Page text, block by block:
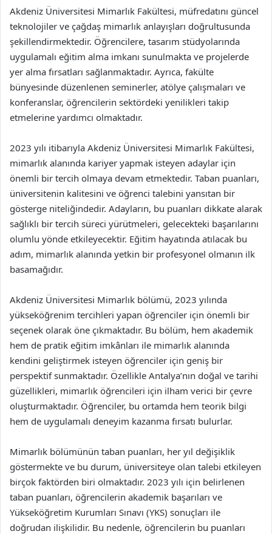
Akdeniz Üniversitesi Mimarlık Fakültesi, müfredatını güncel
teknolojiler ve çağdaş mimarlık anlayışları doğrultusunda
şekillendirmektedir. Öğrencilere, tasarım stüdyolarında
uygulamalı eğitim alma imkanı sunulmakta ve projelerde
yer alma fırsatları sağlanmaktadır. Ayrıca, fakülte
bünyesinde düzenlenen seminerler, atölye çalışmaları ve
konferanslar, öğrencilerin sektördeki yenilikleri takip
etmelerine yardımcı olmaktadır.
2023 yılı itibarıyla Akdeniz Üniversitesi Mimarlık Fakültesi,
mimarlık alanında kariyer yapmak isteyen adaylar için
önemli bir tercih olmaya devam etmektedir. Taban puanları,
üniversitenin kalitesini ve öğrenci talebini yansıtan bir
gösterge niteliğindedir. Adayların, bu puanları dikkate alarak
sağlıklı bir tercih süreci yürütmeleri, gelecekteki başarılarını
olumlu yönde etkileyecektir. Eğitim hayatında atılacak bu
adım, mimarlık alanında yetkin bir profesyonel olmanın ilk
basamağıdır.
Akdeniz Üniversitesi Mimarlık bölümü, 2023 yılında
yükseköğrenim tercihleri yapan öğrenciler için önemli bir
seçenek olarak öne çıkmaktadır. Bu bölüm, hem akademik
hem de pratik eğitim imkânları ile mimarlık alanında
kendini geliştirmek isteyen öğrenciler için geniş bir
perspektif sunmaktadır. Özellikle Antalya’nın doğal ve tarihi
güzellikleri, mimarlık öğrencileri için ilham verici bir çevre
oluşturmaktadır. Öğrenciler, bu ortamda hem teorik bilgi
hem de uygulamalı deneyim kazanma fırsatı bulurlar.
Mimarlık bölümünün taban puanları, her yıl değişiklik
göstermekte ve bu durum, üniversiteye olan talebi etkileyen
birçok faktörden biri olmaktadır. 2023 yılı için belirlenen
taban puanları, öğrencilerin akademik başarıları ve
Yükseköğretim Kurumları Sınavı (YKS) sonuçları ile
doğrudan ilişkilidir. Bu nedenle, öğrencilerin bu puanları